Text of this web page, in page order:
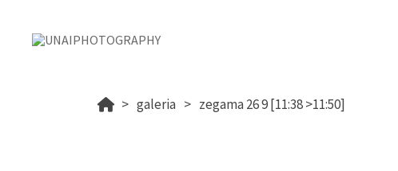
galeria zegama 26 9 [11:38 >11:50]